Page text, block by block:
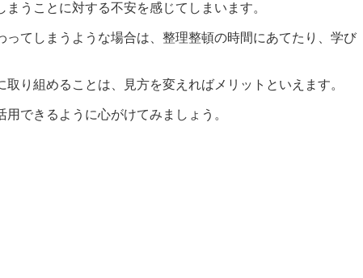
うことに対する不安を感じてしまいます。
てしまうような場合は、整理整頓の時間にあてたり、学び
り組めることは、見方を変えればメリットといえます。
できるように心がけてみましょう。